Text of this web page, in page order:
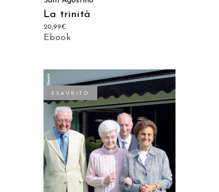
La trinità
20,99€
Ebook
ESAURITO
LEGGI TUTTO